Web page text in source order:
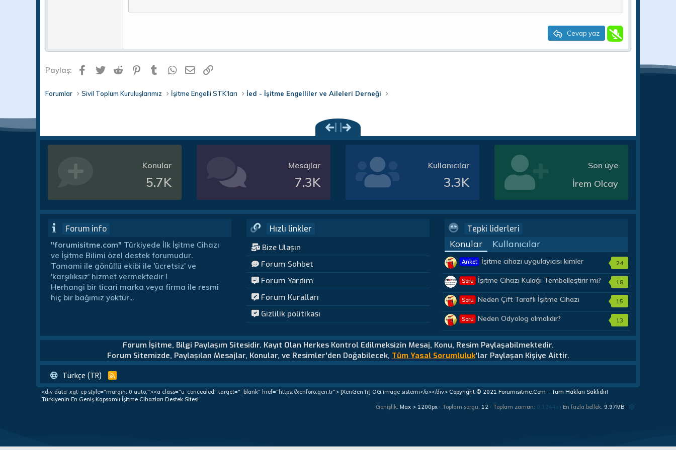
Cevap yaz
Paylaş: FacebookTwitterRedditPinterestTumblrWhatsApp
E-posta
Forumlar Sivil Toplum Kuruluşlarımız İşitme Engelli STK'ları İed - İşitme Engelliler ve Aileleri Derneği
Konular
5.7K
Mesajlar
7.3K
Kullanıcılar
3.3K
Son üye
İrem Olcay
Forum info
"forumisitme.com" Türkiyede İlk İşitme Cihazı
ve İşitme Bilimi özel destek forumudur.
Tamami ile gönüllü ekibi ile 'ücretsiz' ve
'karşılıksız' hizmet vermektedir !
Herhangi bir ticari marka veya firma ile resmi
hiç bir bağımız yoktur...
Hızlı linkler
Bize Ulaşın
Forum Sohbet
Forum Yardım
Forum Kuralları
Gizlilik politikası
Tepki liderleri
Konular Kullanıcılar
Anket
İşitme cihazı uygulayıcısı kimler
24
Soru İşitme Cihazı Kulağı Tembelleştirir mi? 18
Soru
Neden Çift Taraflı İşitme Cihazı
15
Soru Neden Odyolog olmalıdır? 13
Forum İşitme, Bilgi Paylaşım Sitesidir. Kayıt Olan Herkes Kontrol Edilmeksizin Mesaj, Konu, Resim Paylaşabilmektedir.
Forum Sitemizde, Paylaşılan Mesajlar, Konular, ve Resimler'den Doğabilecek, Tüm Yasal Sorumluluk'lar Paylaşan Kişiye Aittir.
Türkçe (TR)
R
S
S
<div data-xgt-cp style="margin: 0 auto;"><a class="u-concealed" target="_blank" href="https://xenforo.gen.tr"> [XenGenTr] OG:image sistemi</a></div> Copyright © 2021 Forumisitme.Com - Tüm Hakları Saklıdır!
Türkiyenin En Geniş Kapsamlı İşitme Cihazları Destek Sitesi
Genişlik Toplam sorgu 12 Toplam zaman 0.1244s En fazla bellek 9.97MB